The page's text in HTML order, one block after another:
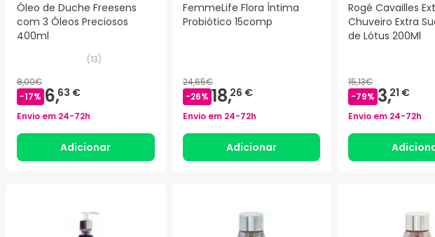
Óleo de Duche Freesens
com 3 Óleos Preciosos
400ml
(13)
8,00€
-17% 6,63 €
Envio em 24-72h
Adicionar
FemmeLife Flora Íntima
Probiótico 15comp
24,65€
-26% 18,26 €
Envio em 24-72h
Adicionar
Rogé Cavailles
Chuveiro Extra
de Lótus 200Ml
15,13€
-79% 3,21 €
Envio em 24-72h